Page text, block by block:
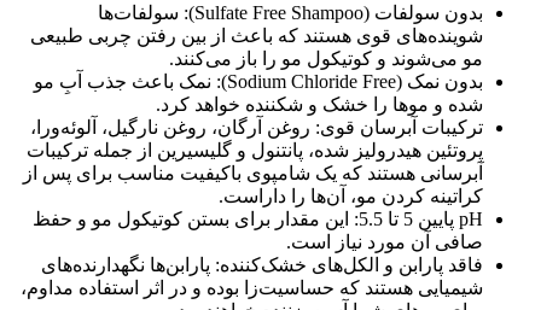
بدون سولفات (Sulfate Free Shampoo): سولفات‌ها
شوینده‌های قوی هستند که باعث از بین رفتن چربی طبیعی
مو می‌شوند و کوتیکول مو را باز می‌کنند.
بدون نمک (Sodium Chloride Free): نمک باعث جذب آبِ مو
شده و موها را خشک و شکننده خواهد کرد.
ترکیبات آبرسان قوی: روغن آرگان، روغن نارگیل، آلوئه‌ورا،
پروتئین هیدرولیز شده، پانتنول و گلیسیرین از جمله ترکیبات
آبرسانی هستند که یک شامپوی باکیفیت مناسب برای پس از
کراتینه کردن مو، آن‌ها را داراست.
pH پایین 5 تا 5.5: این مقدار برای بستن کوتیکول مو و حفظ
صافی آن مورد نیاز است.
فاقد پارابن و الکل‌های خشک‌کننده: پارابن‌ها نگهدارنده‌های
شیمیایی هستند که حساسیت‌زا بوده و در اثر استفاده مداوم،